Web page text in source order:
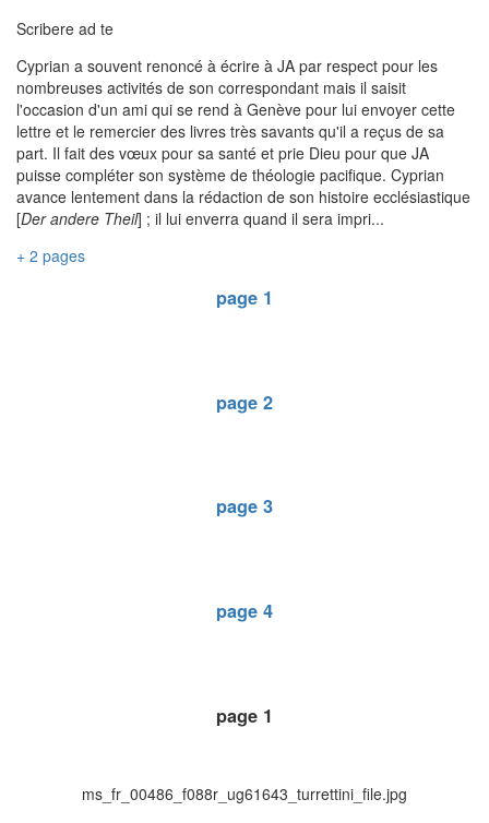
Scribere ad te
Cyprian a souvent renoncé à écrire à JA par respect pour les
nombreuses activités de son correspondant mais il saisit
l'occasion d'un ami qui se rend à Genève pour lui envoyer cette
lettre et le remercier des livres très savants qu'il a reçus de sa
part. Il fait des vœux pour sa santé et prie Dieu pour que JA
puisse compléter son système de théologie pacifique. Cyprian
avance lentement dans la rédaction de son histoire ecclésiastique
[Der andere Theil] ; il lui enverra quand il sera impri...
+ 2 pages
page 1
page 2
page 3
page 4
page 1
ms_fr_00486_f088r_ug61643_turrettini_file.jpg